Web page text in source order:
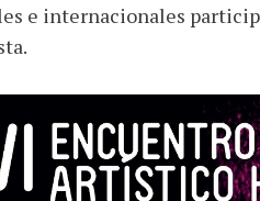
e internacionales